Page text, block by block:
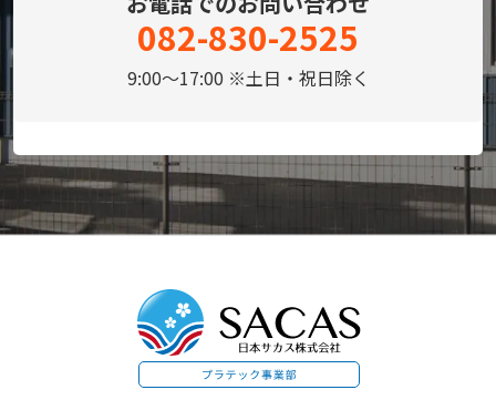
082-830-2525
9:00～17:00 ※土日・祝日除く